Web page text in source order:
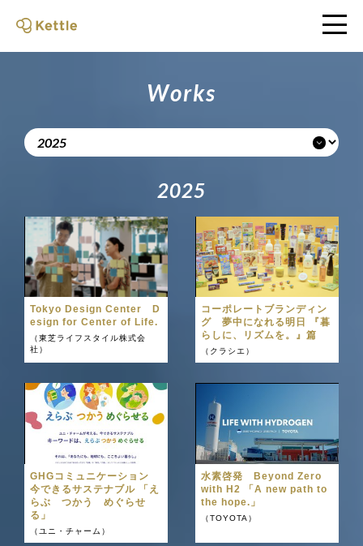
Works
2025
Tokyo Design Center D
esign for Center of Life.
（東芝ライフスタイル株式会
社）
コーポレートブランディン
グ 夢中になれる明日 『暮
らしに、リズムを。』篇
（クラシエ）
GHGコミュニケーション
今できるサステナブル 「え
らぶ つかう めぐらせ
る」
（ユニ・チャーム）
水素啓発 Beyond Zero
with H2 「A new path to
the hope.」
（TOYOTA）